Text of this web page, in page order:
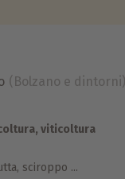
(Bolzano e dintorni)
viticoltura
sciroppo ...